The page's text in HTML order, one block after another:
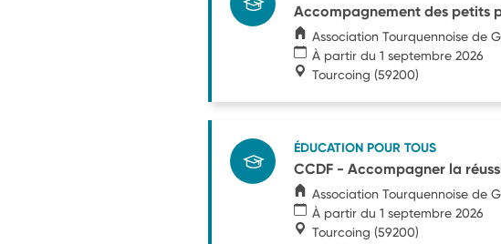
Accompagnement des petits
Association Tourquennoise de
À partir du 1 septembre 2026
Tourcoing (59200)
ÉDUCATION POUR TOUS
CCDF - Accompagner la
Association Tourquennoise de
À partir du 1 septembre 2026
Tourcoing (59200)